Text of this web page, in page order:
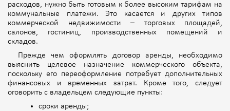
расходов, нужно быть готовым к более высоким тарифам на
коммунальные платежи. Это касается и других типов
коммерческой недвижимости – торговых площадей,
салонов, гостиниц, производственных помещений и
складов.
Прежде чем оформлять договор аренды, необходимо
выяснить целевое назначение коммерческого объекта,
поскольку его переоформление потребует дополнительных
финансовых и временных затрат. Кроме того, следует
оговорить с владельцем следующие пункты:
сроки аренды;